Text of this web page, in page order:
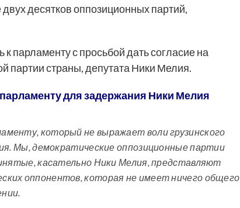
десятков оппозиционных партий,
парламенту с просьбой дать согласие на
партии страны, депутата Ники Мелия.
для задержания Ники Мелия
который не выражает воли грузинского
Мы, демократические оппозиционные партии
касательно Ники Мелия, представляют
оппонентов, которая не имеет ничего общего